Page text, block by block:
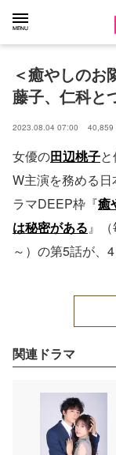
＜癒やしのお
藤子、仁科と
2023.08.04 07:00 40,859
女優の田辺桃子
W主演を務める
ラマDEEP枠『癒
は秘密がある』
～）の第5話が、
関連ドラマ